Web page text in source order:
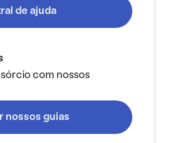
de ajuda
com nossos
nossos guias